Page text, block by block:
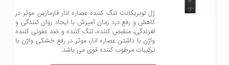
ژل لوبریکانت تنگ کننده عصاره انار فارمازین موثر در
کاهش و رفع درد زمان آمیزش با ایجاد روان کنندگی و
لغزندگی، منقبض کننده، تنگ کننده و ضد عفونی کننده
واژن با داشتن عصاره انار، موثر در رفع خشکی واژن با
ترکیبات مرطوب کننده قوی می باشد.